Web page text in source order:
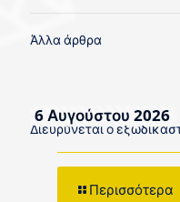
Άλλα άρθρα
6 Αυγούστου 2026
Διευρύνεται ο
Περισσότερα